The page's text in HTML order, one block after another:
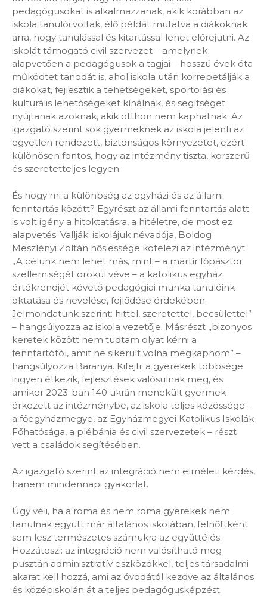
pedagógusokat is alkalmazzanak, akik korábban az
iskola tanulói voltak, élő példát mutatva a diákoknak
arra, hogy tanulással és kitartással lehet előrejutni. Az
iskolát támogató civil szervezet – amelynek
alapvetően a pedagógusok a tagjai – hosszú évek óta
működtet tanodát is, ahol iskola után korrepetálják a
diákokat, fejlesztik a tehetségeket, sportolási és
kulturális lehetőségeket kínálnak, és segítséget
nyújtanak azoknak, akik otthon nem kaphatnak. Az
igazgató szerint sok gyermeknek az iskola jelenti az
egyetlen rendezett, biztonságos környezetet, ezért
különösen fontos, hogy az intézmény tiszta, korszerű
és szeretetteljes legyen.
És hogy mi a különbség az egyházi és az állami
fenntartás között? Egyrészt az állami fenntartás alatt
is volt igény a hitoktatásra, a hitéletre, de most ez
alapvetés. Vallják: iskolájuk névadója, Boldog
Meszlényi Zoltán hősiessége kötelezi az intézményt.
„A célunk nem lehet más, mint – a mártír főpásztor
szellemiségét örökül véve – a katolikus egyház
értékrendjét követő pedagógiai munka tanulóink
oktatása és nevelése, fejlődése érdekében.
Jelmondatunk szerint: hittel, szeretettel, becsülettel”
– hangsúlyozza az iskola vezetője. Másrészt „bizonyos
keretek között nem tudtam olyat kérni a
fenntartótól, amit ne sikerült volna megkapnom” –
hangsúlyozza Baranya. Kifejti: a gyerekek többsége
ingyen étkezik, fejlesztések valósulnak meg, és
amikor 2023-ban 140 ukrán menekült gyermek
érkezett az intézménybe, az iskola teljes közössége –
a főegyházmegye, az Egyházmegyei Katolikus Iskolák
Főhatósága, a plébánia és civil szervezetek – részt
vett a családok segítésében.
Az igazgató szerint az integráció nem elméleti kérdés,
hanem mindennapi gyakorlat.
Úgy véli, ha a roma és nem roma gyerekek nem
tanulnak együtt már általános iskolában, felnőttként
sem lesz természetes számukra az együttélés.
Hozzáteszi: az integráció nem valósítható meg
pusztán adminisztratív eszközökkel, teljes társadalmi
akarat kell hozzá, ami az óvodától kezdve az általános
és középiskolán át a teljes pedagógusképzést